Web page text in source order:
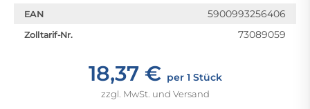
EAN 5900993256406
Zolltarif-Nr. 73089059
18,37 € per 1 Stück
zzgl. MwSt. und Versand